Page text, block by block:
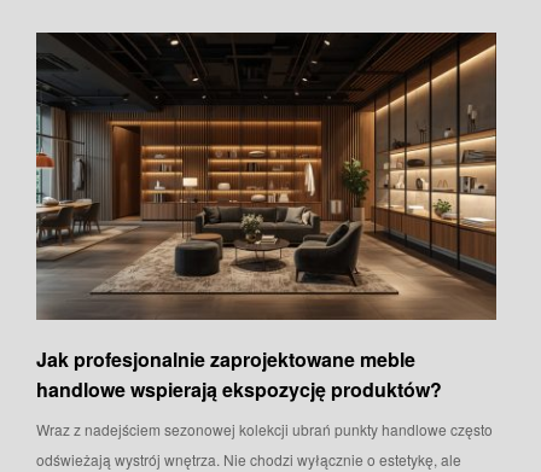
Jak profesjonalnie zaprojektowane meble
handlowe wspierają ekspozycję produktów?
Wraz z nadejściem sezonowej kolekcji ubrań punkty handlowe często
odświeżają wystrój wnętrza. Nie chodzi wyłącznie o estetykę, ale